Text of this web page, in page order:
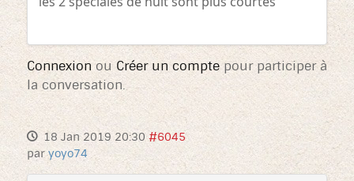
Connexionou Créer un comptepour participer à
la conversation.
18 Jan 2019 20:30 #6045
paryoyo74